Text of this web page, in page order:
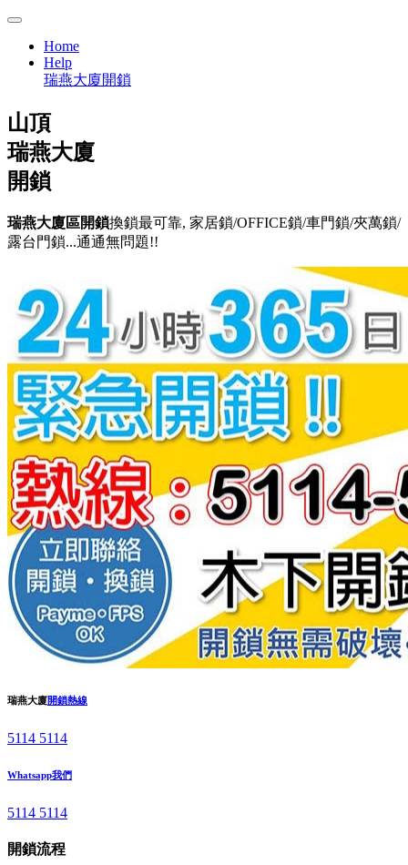
Home
Help
瑞燕大廈開鎖
山頂
瑞燕大廈
開鎖
瑞燕大廈區開鎖換鎖最可靠, 家居鎖/OFFICE鎖/車門鎖/夾萬鎖/
露台門鎖...通通無問題!!
瑞燕大廈開鎖熱線
5114 5114
Whatsapp我們
5114 5114
開鎖流程